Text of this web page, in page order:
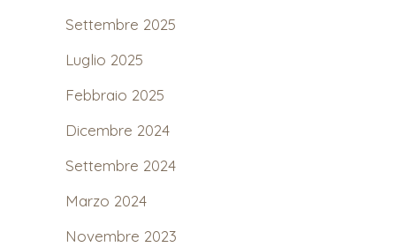
Settembre 2025
Luglio 2025
Febbraio 2025
Dicembre 2024
Settembre 2024
Marzo 2024
Novembre 2023